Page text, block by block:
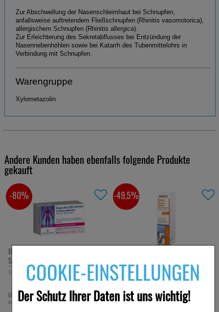
COOKIE-EINSTELLUNGEN
Der Schutz Ihrer Daten ist uns wichtig!
Zur Abschwellung der Nasenschleimhaut bei Schnupfen,
anfallsweise auftretendem Fließschnupfen (Rhinitis vasomotorica),
allergischem Schnupfen (Rhinitis allergica).
Zur Erleichterung des Sekretabflusses bei Entzündung der
Nasennebenhöhlen sowie bei Katarrh des Tubenmittelohrs in
Verbindung mit Schnupfen.
Warengruppe
Xylometazolin
Andere Kunden haben ebenfalls folgende Produkte
gekauft
IBUPROFEN Heumann
Schmerztabletten 400 mg
50 Filmtabletten
2,39 €
UVP: 11,84 €³
inkl. MwSt zzgl.Versand
-80%
15 Nasenspray
3,79 €
UVP: 7,50 €³
inkl. MwSt zzgl.Versand
-49,5%